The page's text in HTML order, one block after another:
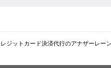
ジットカード決済代行のアナザーレーン